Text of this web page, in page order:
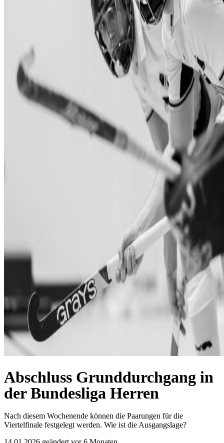
Abschluss Grunddurchgang in
der Bundesliga Herren
Nach diesem Wochenende können die Paarungen für die
Viertelfinale festgelegt werden. Wie ist die Ausgangslage?